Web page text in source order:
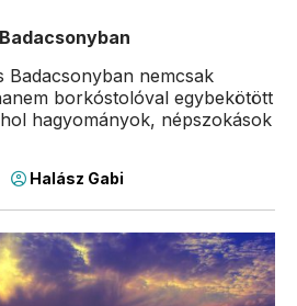
Badacsonyban nemcsak
borkóstolóval egybekötött
hagyományok, népszokások
Halász Gabi